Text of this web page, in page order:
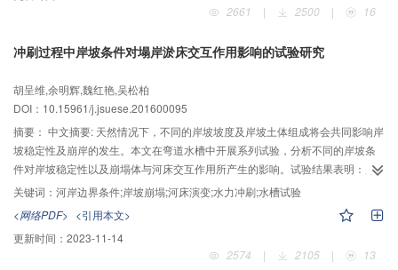
口水库的3维和4维最可能联合设计值，并与单变量同频率法、多变量同频率法
洪量完全相关，各个洪水特征量均采用单变量概率分布来描述，未能充分考虑
与多变量同频率法相比，洪峰偏小，长历时洪量偏大，丹江口水库具有多年调
节能力，洪量起主要作用，所以最可能组合法推求的设计洪水结果偏安全。峰
量最可能设计值更符合丹江口水库的应用要求，因此，本文所提方法具有较强
的统计基础，更加符合水文现象的内在规律，可用于水库设计洪水计算。
2661
| 2500 | 16
冲刷过程中岸坡条件对塌岸淤床交互作用影响的试验研究
胡呈维,余明辉,魏红艳,吴松柏
DOI：10.15961/j.jsuese.201600095
摘要： 中文摘要: 天然情况下，不同的岸坡坡度及岸坡土体组成将会共同影响岸
坡稳定性及崩岸的发生。本文在弯道水槽中开展系列试验，分析不同的岸坡条
件对岸坡稳定性以及崩塌体与河床交互作用所产生的影响。试验结果表明：岸
坡崩塌及崩塌体的分解输移与近岸水流的紊动能关系密切。水流冲刷过程中岸
坡破坏是水流淘刷岸坡坡脚、岸坡崩塌及崩塌体淤积坡脚并在河床上输移的反
复循环过程，无论岸坡是黏性土组成还是非黏性土组成，坡脚附近河床并没有
与崩塌土体发生掺混。在岸坡形态、河床组成及水力条件相同的情况下，黏性
岸坡坡脚处河床冲刷量明显大于非黏性岸坡坡脚处河床冲刷量；黏性岸坡崩塌
关键词： 河岸边界条件;岸坡崩塌;河床演变;水力冲刷;水槽试验
<网络PDF> <引用本文>
更新时间： 2023-11-14
2574
| 2105 | 13